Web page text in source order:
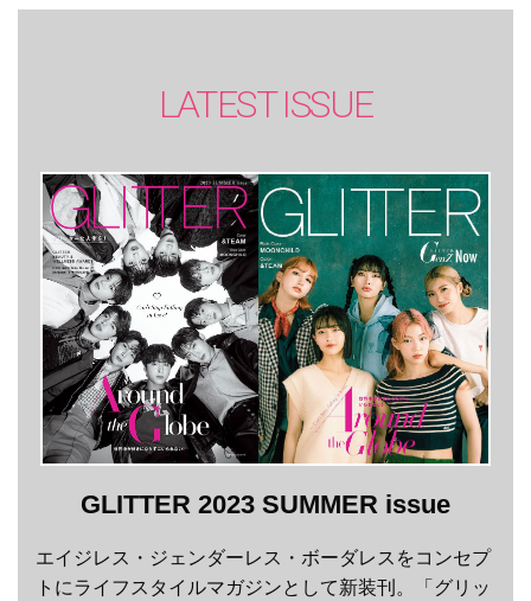
LATEST ISSUE
GLITTER 2023 SUMMER issue
エイジレス・ジェンダーレス・ボーダレスをコンセプ
トにライフスタイルマガジンとして新装刊。「グリッ